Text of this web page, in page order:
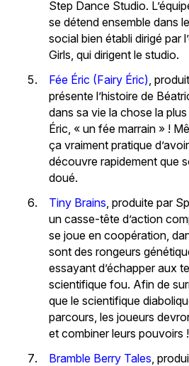
Step Dance Studio.
se détend ensemble dans
social bien établi dirigé par
Girls, qui dirigent le studio.
Fée Éric (Fairy Éric) ,
présente l’histoire de
dans sa vie la chose la
Éric, « un fée marrain » !
ça vraiment pratique
découvre rapidement que
doué.
Tiny Brains , produite par
un casse-tête d’action
se joue en coopération,
sont des rongeurs
essayant d’échapper aux
scientifique fou. Afin de
que le scientifique
parcours, les joueurs
et combiner leurs pouvoirs !
Bramble Berry Tales ,